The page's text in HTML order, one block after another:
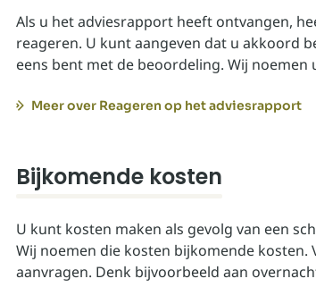
Als u het adviesrapport heeft ontvangen,
reageren. U kunt aangeven dat u akkoord
eens bent met de beoordeling. Wij noemen
Meer over Reageren op het adviesrapport
Bijkomende kosten
U kunt kosten maken als gevolg van een
Wij noemen die kosten bijkomende
aanvragen. Denk bijvoorbeeld aan